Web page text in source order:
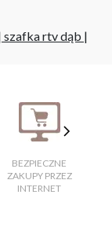
szafka rtv dąb |
BEZPIECZNE
ZAKUPY PRZEZ
INTERNET